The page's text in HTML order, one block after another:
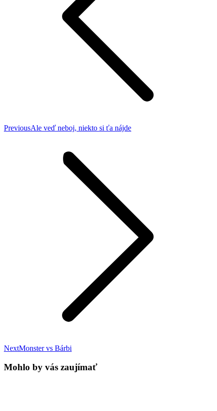
PreviousPrevious
Ale veď neboj, niekto si ťa nájde
NextNext
Monster vs Bárbi
Mohlo by vás zaujímať